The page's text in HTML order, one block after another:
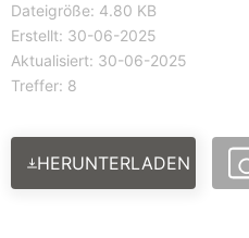
Dateigröße: 4.80 KB
Erstellt: 30-06-2025
Aktualisiert: 30-06-2025
Treffer: 8
HERUNTERLADEN